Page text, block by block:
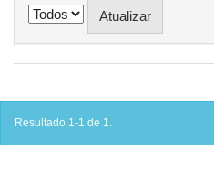
Resultado 1-1 de 1.